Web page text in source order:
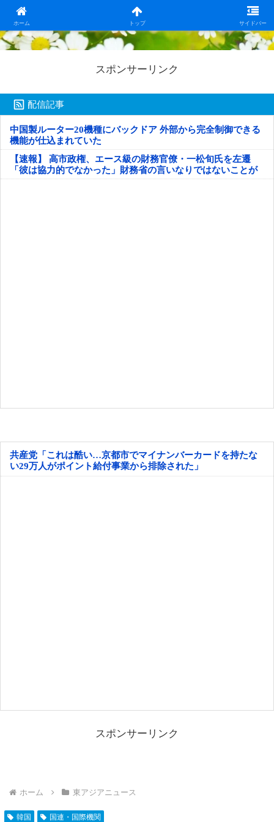
ホーム トップ サイドバー
日本第一！ニュース録
スポンサーリンク
配信記事
中国製ルーター20機種にバックドア 外部から完全制御できる
機能が仕込まれていた
【速報】 高市政権、エース級の財務官僚・一松旬氏を左遷
「彼は協力的でなかった」財務省の言いなりではないことが
判明
共産党「これは酷い…京都市でマイナンバーカードを持たな
い29万人がポイント給付事業から排除された」
スポンサーリンク
ホーム 東アジアニュース
韓国 国連・国際機関